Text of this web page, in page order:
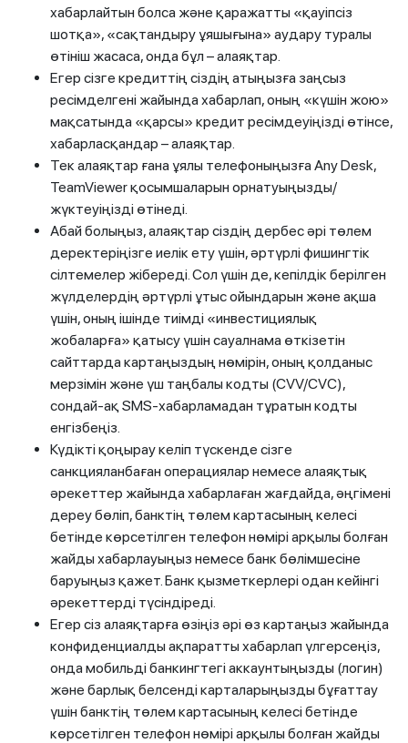
хабарлайтын болса және қаражатты «қауіпсіз
шотқа», «сақтандыру ұяшығына» аудару туралы
өтініш жасаса, онда бұл – алаяқтар.
Егер сізге кредиттің сіздің атыңызға заңсыз
ресімделгені жайында хабарлап, оның «күшін жою»
мақсатында «қарсы» кредит ресімдеуіңізді өтінсе,
хабарласқандар – алаяқтар.
Тек алаяқтар ғана ұялы телефоныңызға Any Desk,
TeamViewer қосымшаларын орнатуыңызды/
жүктеуіңізді өтінеді.
Абай болыңыз, алаяқтар сіздің дербес әрі төлем
деректеріңізге иелік ету үшін, әртүрлі фишингтік
сілтемелер жібереді. Сол үшін де, кепілдік берілген
жүлделердің әртүрлі ұтыс ойындарын және ақша
үшін, оның ішінде тиімді «инвестициялық
жобаларға» қатысу үшін сауалнама өткізетін
сайттарда картаңыздың нөмірін, оның қолданыс
мерзімін және үш таңбалы кодты (CVV/CVC),
сондай-ақ SMS-хабарламадан тұратын кодты
енгізбеңіз.
Күдікті қоңырау келіп түскенде сізге
санкцияланбаған операциялар немесе алаяқтық
әрекеттер жайында хабарлаған жағдайда, әңгімені
дереу бөліп, банктің төлем картасының келесі
бетінде көрсетілген телефон нөмірі арқылы болған
жайды хабарлауыңыз немесе банк бөлімшесіне
баруыңыз қажет. Банк қызметкерлері одан кейінгі
әрекеттерді түсіндіреді.
Егер сіз алаяқтарға өзіңіз әрі өз картаңыз жайында
конфиденциалды ақпаратты хабарлап үлгерсеңіз,
онда мобильді банкингтегі аккаунтыңызды (логин)
және барлық белсенді карталарыңызды бұғаттау
үшін банктің төлем картасының келесі бетінде
көрсетілген телефон нөмірі арқылы болған жайды